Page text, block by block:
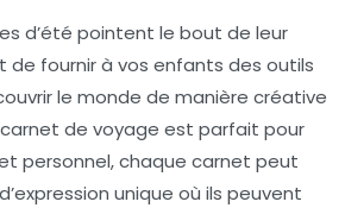
d’été pointent le bout de leur
de fournir à vos enfants des outils
le monde de manière créative
carnet de voyage est parfait pour
personnel, chaque carnet peut
unique où ils peuvent